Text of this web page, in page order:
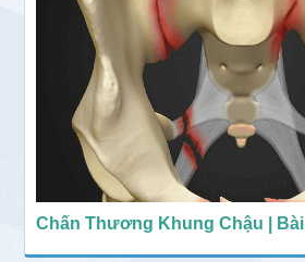
Chấn Thương Khung Chậu |